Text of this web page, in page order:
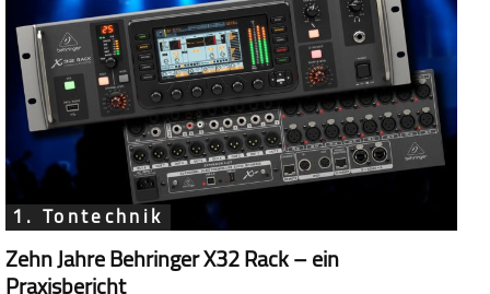
1. Tontechnik
Zehn Jahre Behringer X32 Rack – ein
Praxisbericht